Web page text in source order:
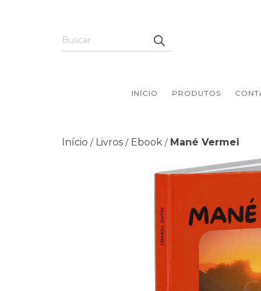
INÍCIO PRODUTOS
Início / Livros / Ebook / Mané Vermei